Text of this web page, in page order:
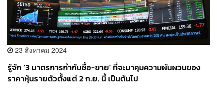
23 สิงหาคม 2024
รู้จัก ‘3 มาตรการกำกับซื้อ-ขาย’ ที่จะมาคุมความผันผวนของ
ราคาหุ้นรายตัวตั้งแต่ 2 ก.ย. นี้ เป็นต้นไป